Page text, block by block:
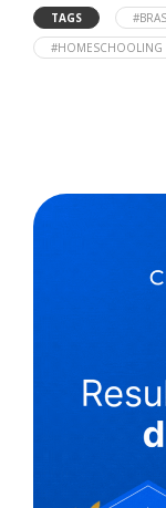
TAGS
#HOMESCHOOLING